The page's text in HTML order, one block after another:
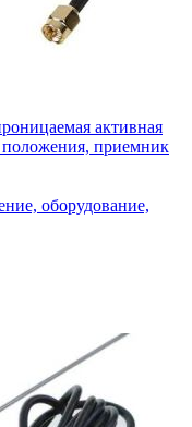
активная
положения, приемник
оборудование,